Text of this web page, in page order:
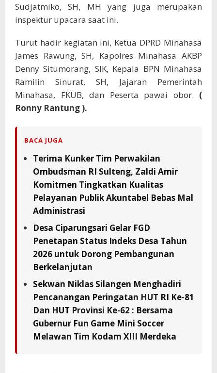
Sudjatmiko, SH, MH yang juga merupakan
inspektur upacara saat ini.
Turut hadir kegiatan ini, Ketua DPRD Minahasa
James Rawung, SH, Kapolres Minahasa AKBP
Denny Situmorang, SIK, Kepala BPN Minahasa
Ramilin Sinurat, SH, Jajaran Pemerintah
Minahasa, FKUB, dan Peserta pawai obor. (
Ronny Rantung ).
BACA JUGA
Terima Kunker Tim Perwakilan
Ombudsman RI Sulteng, Zaldi Amir
Komitmen Tingkatkan Kualitas
Pelayanan Publik Akuntabel Bebas Mal
Administrasi
Desa Ciparungsari Gelar FGD
Penetapan Status Indeks Desa Tahun
2026 untuk Dorong Pembangunan
Berkelanjutan
Sekwan Niklas Silangen Menghadiri
Pencanangan Peringatan HUT RI Ke-81
Dan HUT Provinsi Ke-62 : Bersama
Gubernur Fun Game Mini Soccer
Melawan Tim Kodam XIII Merdeka